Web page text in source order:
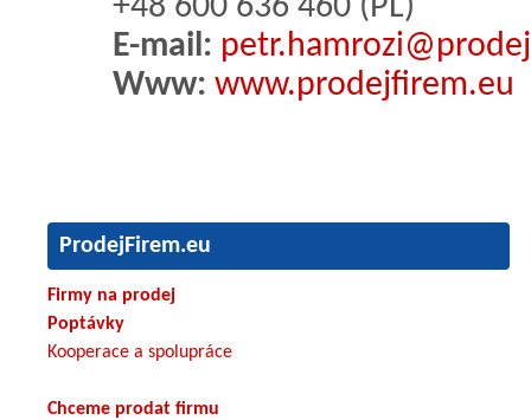
+48 600 636 460 (PL)
E-mail:
Www: www.prodejfirem.eu
ProdejFirem.eu
Firmy na prodej
Poptávky
Kooperace a spolupráce
Chceme prodat firmu